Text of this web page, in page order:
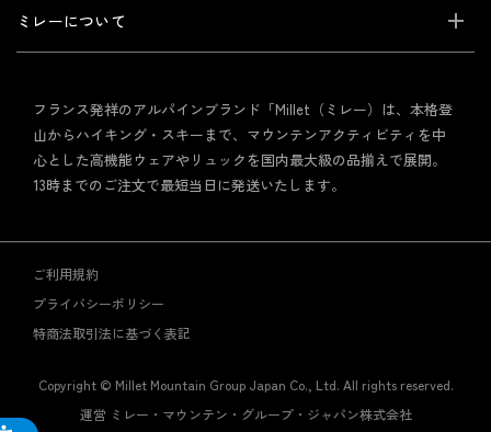
ミレーについて
フランス発祥のアルパインブランド「Millet（ミレー）は、本格登
山からハイキング・スキーまで、マウンテンアクティビティを中
心とした高機能ウェアやリュックを国内最大級の品揃えで展開。
13時までのご注文で最短当日に発送いたします。
ご利用規約
プライバシーポリシー
特商法取引法に基づく表記
Copyright © Millet Mountain Group Japan Co., Ltd. All rights reserved.
運営 ミレー・マウンテン・グループ・ジャパン株式会社